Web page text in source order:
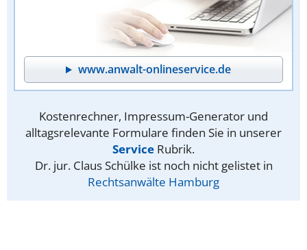
www.anwalt-onlineservice.de
Kostenrechner, Impressum-Generator und
alltagsrelevante Formulare finden Sie in unserer
Service Rubrik.
Dr. jur. Claus Schülke ist noch nicht gelistet in
Rechtsanwälte Hamburg